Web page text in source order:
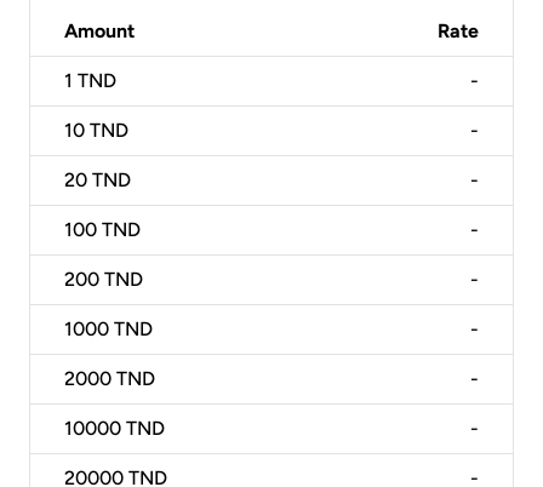
Amount Rate
1 TND -
10 TND -
20 TND -
100 TND -
200 TND -
1000 TND -
2000 TND -
10000 TND -
20000 TND -